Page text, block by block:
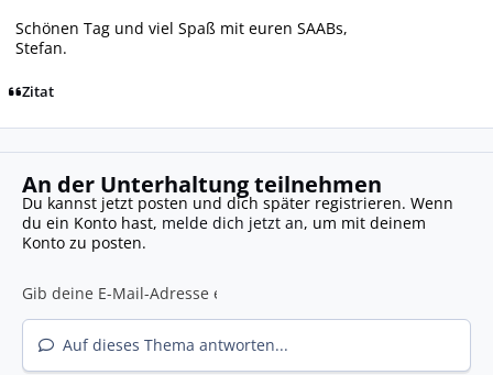
Schönen Tag und viel Spaß mit euren SAABs,
Stefan.
Zitat
An der Unterhaltung teilnehmen
Du kannst jetzt posten und dich später registrieren. Wenn
du ein Konto hast, melde dich jetzt an, um mit deinem
Konto zu posten.
Auf dieses Thema antworten...